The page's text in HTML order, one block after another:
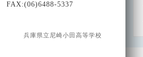
FAX:(06)6488-5337
兵庫県立尼崎小田高等学校